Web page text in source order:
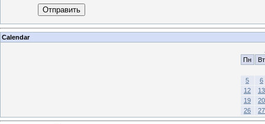
Отправить
Calendar
Пн
Вт
5
6
12
13
19
20
26
27